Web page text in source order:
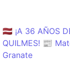
🇱🇻 ¡A 36 AÑOS
QUILMES! 📰
Granate